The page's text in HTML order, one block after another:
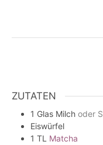
ZUTATEN
1 Glas Milch oder
Eiswürfel
1 TL Matcha